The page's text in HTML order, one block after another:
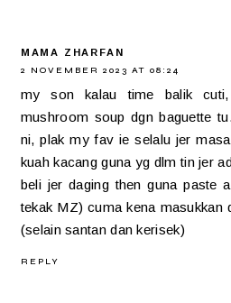
MAMA ZHARFAN
2 NOVEMBER 2023 AT 08:24
my son kalau time balik
mushroom soup dgn baguette
ni, plak my fav ie selalu jer
kuah kacang guna yg dlm tin jer
beli jer daging then guna paste
tekak MZ) cuma kena masukkan
(selain santan dan kerisek)
REPLY